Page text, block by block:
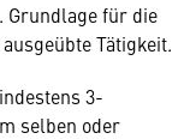
Grundlage für die
Tätigkeit.
3-
selben oder